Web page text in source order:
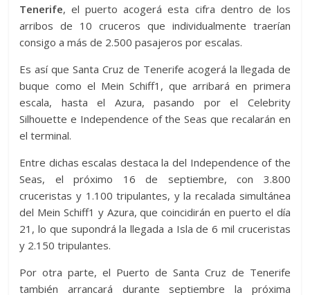
Tenerife, el puerto acogerá esta cifra dentro de los
arribos de 10 cruceros que individualmente traerían
consigo a más de 2.500 pasajeros por escalas.
Es así que Santa Cruz de Tenerife acogerá la llegada de
buque como el Mein Schiff1, que arribará en primera
escala, hasta el Azura, pasando por el Celebrity
Silhouette e Independence of the Seas que recalarán en
el terminal.
Entre dichas escalas destaca la del Independence of the
Seas, el próximo 16 de septiembre, con 3.800
cruceristas y 1.100 tripulantes, y la recalada simultánea
del Mein Schiff1 y Azura, que coincidirán en puerto el día
21, lo que supondrá la llegada a Isla de 6 mil cruceristas
y 2.150 tripulantes.
Por otra parte, el Puerto de Santa Cruz de Tenerife
también arrancará durante septiembre la próxima